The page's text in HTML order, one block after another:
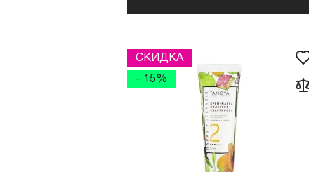
СКИДКА
- 15%